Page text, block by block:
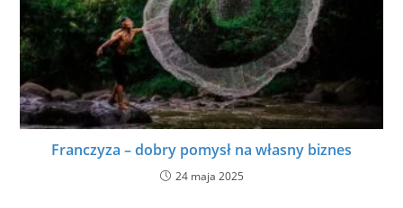
Franczyza – dobry pomysł na własny biznes
24 maja 2025